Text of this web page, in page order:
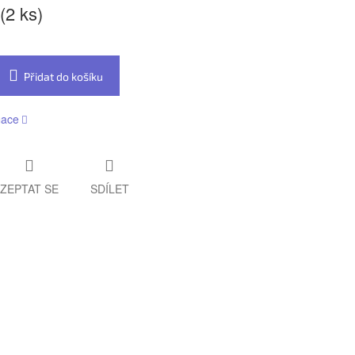
(2 ks)
Přidat do košíku
ZEPTAT SE SDÍLET